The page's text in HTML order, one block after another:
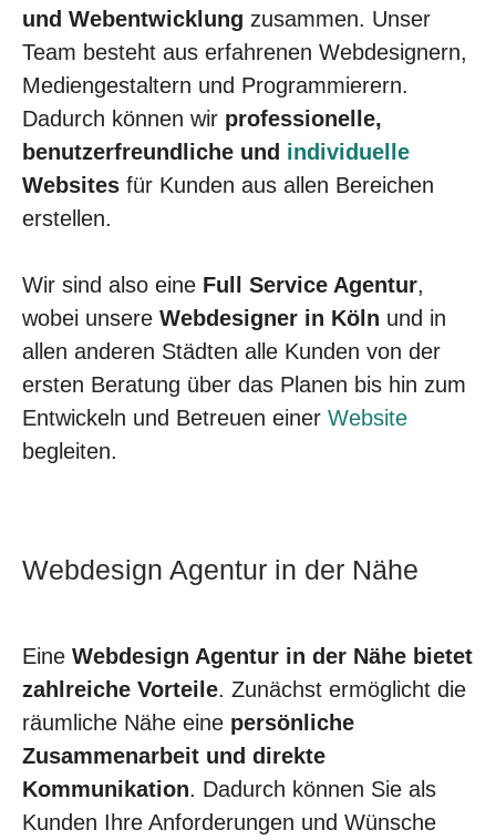
und Webentwicklung zusammen. Unser
Team besteht aus erfahrenen Webdesignern,
Mediengestaltern und Programmierern.
Dadurch können wir professionelle,
benutzerfreundliche und individuelle
Websites für Kunden aus allen Bereichen
erstellen.
Wir sind also eine Full Service Agentur,
wobei unsere Webdesigner in Köln und in
allen anderen Städten alle Kunden von der
ersten Beratung über das Planen bis hin zum
Entwickeln und Betreuen einer Website
begleiten.
Webdesign Agentur in der Nähe
Eine Webdesign Agentur in der Nähe bietet
zahlreiche Vorteile. Zunächst ermöglicht die
räumliche Nähe eine persönliche
Zusammenarbeit und direkte
Kommunikation. Dadurch können Sie als
Kunden Ihre Anforderungen und Wünsche